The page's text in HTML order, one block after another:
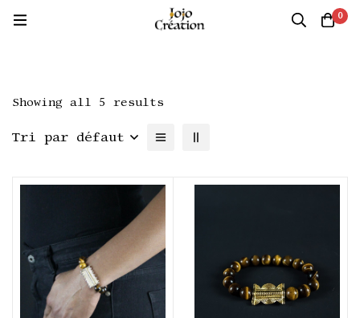
0
Showing all 5 results
Tri par défaut